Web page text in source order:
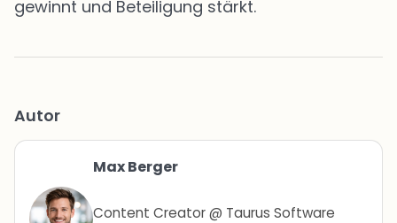
gewinnt und Beteiligung stärkt.
Autor
Max Berger
Content Creator @ Taurus Software